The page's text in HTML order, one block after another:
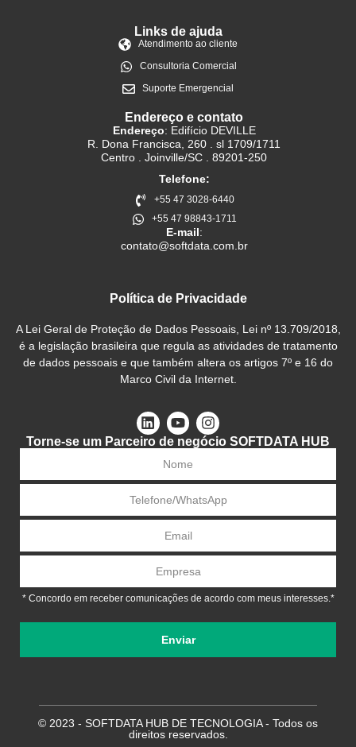
Empresarial Integrada, atendendo empresas de diversos
setores com excelência.
• Sobre nós
• Nossas soluções
• Segmentos atendidos
Links de ajuda
Atendimento ao cliente
Consultoria Comercial
Suporte Emergencial
Endereço e contato
Centro . Joinville/SC . 89201-250
Telefone:
+55 47 98843-1711